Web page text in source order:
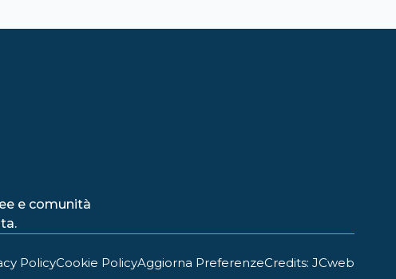
e comunità
PolicyCookie PolicyAggiorna PreferenzeCredits: JCweb